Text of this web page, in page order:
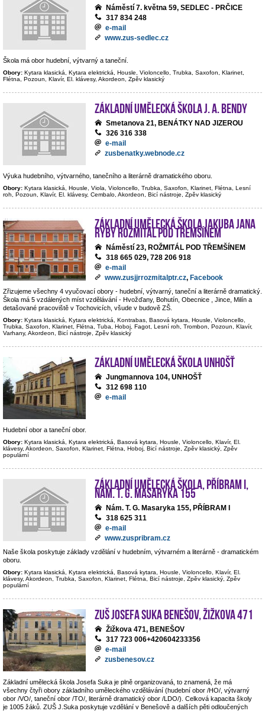
Náměstí 7. května 59, SEDLEC - PRČICE
317 834 248
e-mail
www.zus-sedlec.cz
Škola má obor hudební, výtvarný a taneční.
Obory: Kytara klasická, Kytara elektrická, Housle, Violoncello, Trubka, Saxofon, Klarinet,
Flétna, Pozoun, Klavír, El. klávesy, Akordeon, Zpěv klasický
Základní umělecká škola J. A. Bendy
Smetanova 21, BENÁTKY NAD JIZEROU
326 316 338
e-mail
zusbenatky.webnode.cz
Výuka hudebního, výtvarného, tanečního a literárně dramatického oboru.
Obory: Kytara klasická, Housle, Viola, Violoncello, Trubka, Saxofon, Klarinet, Flétna, Lesní
roh, Pozoun, Klavír, El. klávesy, Cembalo, Akordeon, Bicí nástroje, Zpěv klasický
Základní umělecká škola Jakuba Jana
Ryby Rožmitál pod Třemšínem
Náměstí 23, ROŽMITÁL POD TŘEMŠÍNEM
318 665 029, 728 206 918
e-mail
www.zusjjrrozmitalptr.cz, Facebook
Zřizujeme všechny 4 vyučovací obory - hudební, výtvarný, taneční a literárně dramatický.
Škola má 5 vzdálených míst vzdělávání - Hvožďany, Bohutín, Obecnice , Jince, Milín a
detašované pracoviště v Tochovicích, všude v budově ZŠ.
Obory: Kytara klasická, Kytara elektrická, Kontrabas, Basová kytara, Housle, Violoncello,
Trubka, Saxofon, Klarinet, Flétna, Tuba, Hoboj, Fagot, Lesní roh, Trombon, Pozoun, Klavír,
Varhany, Akordeon, Bicí nástroje, Zpěv klasický
Základní umělecká škola Unhošť
Jungmannova 104, UNHOŠŤ
312 698 110
e-mail
Hudební obor a taneční obor.
Obory: Kytara klasická, Kytara elektrická, Basová kytara, Housle, Violoncello, Klavír, El.
klávesy, Akordeon, Saxofon, Klarinet, Flétna, Hoboj, Bicí nástroje, Zpěv klasický, Zpěv
populární
Základní umělecká škola, Příbram I,
nám. T. G. Masaryka 155
Nám. T. G. Masaryka 155, PŘÍBRAM I
318 625 311
e-mail
www.zuspribram.cz
Naše škola poskytuje základy vzdělání v hudebním, výtvarném a literárně - dramatickém
oboru.
Obory: Kytara klasická, Kytara elektrická, Basová kytara, Housle, Violoncello, Klavír, El.
klávesy, Akordeon, Trubka, Saxofon, Klarinet, Flétna, Bicí nástroje, Zpěv klasický, Zpěv
populární
ZUŠ Josefa Suka Benešov, Žižkova 471
Žižkova 471, BENEŠOV
317 723 006+420604233356
e-mail
zusbenesov.cz
Základní umělecká škola Josefa Suka je plně organizovaná, to znamená, že má
všechny čtyři obory základního uměleckého vzdělávání (hudební obor /HO/, výtvarný
obor /VO/, taneční obor /TO/, literárně dramatický obor /LDO/). Celková kapacita školy
je 1005 žáků. ZUŠ J.Suka poskytuje vzdělání v Benešově a dalších pěti odloučených